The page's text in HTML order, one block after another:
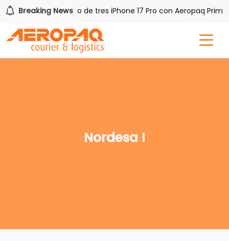
Breaking News
Gana uno de tres iPhone 17 Pro con Aeropaq Prime
Nordesa I